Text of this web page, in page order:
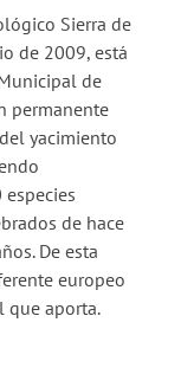
Sierra de
de 2009, está
de
permanente
yacimiento
de hace
De esta
europeo
que aporta.